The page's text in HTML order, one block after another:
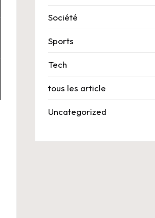
Société
Sports
Tech
tous les article
Uncategorized